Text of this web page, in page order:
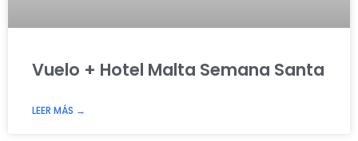
Vuelo + Hotel Malta Semana Santa
LEER MÁS →